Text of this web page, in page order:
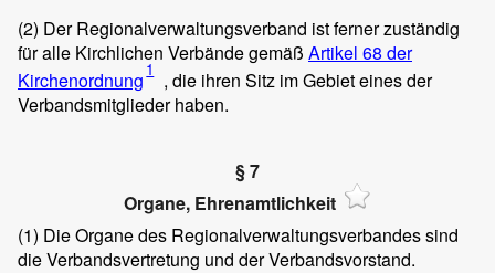
(2) Der Regionalverwaltungsverband ist ferner zuständig
für alle Kirchlichen Verbände gemäß Artikel 68 der
Kirchenordnung 1
, die ihren Sitz im Gebiet eines der
Verbandsmitglieder haben.
§ 7
Organe, Ehrenamtlichkeit
(1) Die Organe des Regionalverwaltungsverbandes sind
die Verbandsvertretung und der Verbandsvorstand.